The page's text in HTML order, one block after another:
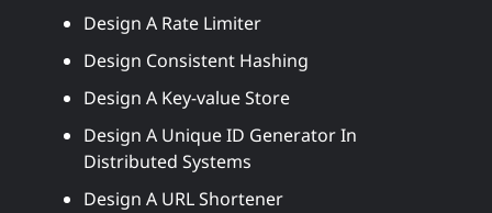
Design A Rate Limiter
Design Consistent Hashing
Design A Key-value Store
Design A Unique ID Generator In
Distributed Systems
Design A URL Shortener